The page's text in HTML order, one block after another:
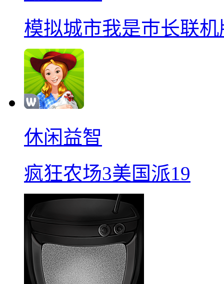
模拟城市我是巿长联机
休闲益智
疯狂农场3美国派19